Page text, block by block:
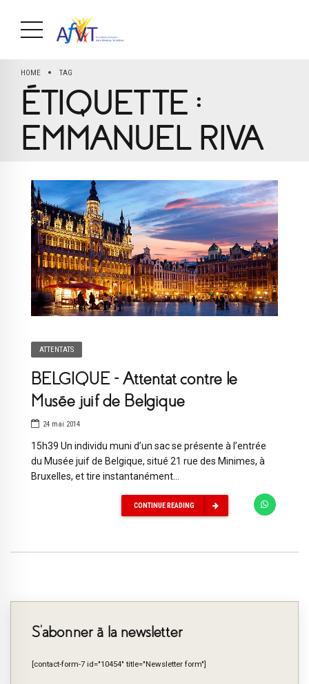
HOME TAG
ÉTIQUETTE :
EMMANUEL RIVA
ATTENTATS
BELGIQUE – Attentat contre le
Musée juif de Belgique
24 mai 2014
15h39 Un individu muni d’un sac se présente à l’entrée
du Musée juif de Belgique, situé 21 rue des Minimes, à
Bruxelles, et tire instantanément...
CONTINUE READING
S’abonner à la newsletter
[contact-form-7 id="10454" title="Newsletter form"]